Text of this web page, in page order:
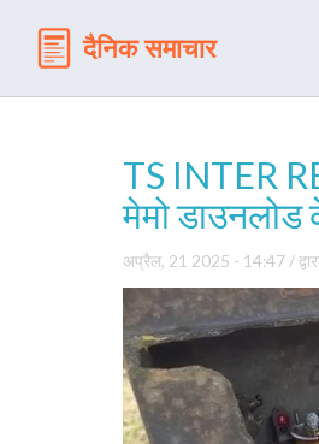
TS INTER
मेमो
अप्रैल, 21 2025 - 14:47 /